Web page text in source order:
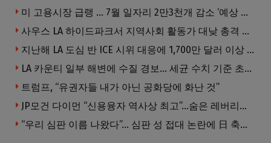
미 고용시장 급랭 … 7월 일자리 2만3천개 감소 ‘예상 밖 쇼크’
사우스 LA 하이드파크서 지역사회 활동가 대낮 총격 사망… 용의자 도주
지난해 LA 도심 반 ICE 시위 대응에 1,700만 달러 이상 지출… LAPD, 대규모 시위 대비 강화 필요
LA 카운티 일부 해변에 수질 경보… 세균 수치 기준 초과, 입수 자제 당부
트럼프, “유권자들 내가 아닌 공화당에 화난 것”
JP모건 다이먼 “신용융자 역사상 최고”…숨은 레버리지 경고
“우리 심판 이름 나왔다”… 심판 성 접대 논란에 日 축구계 발칵